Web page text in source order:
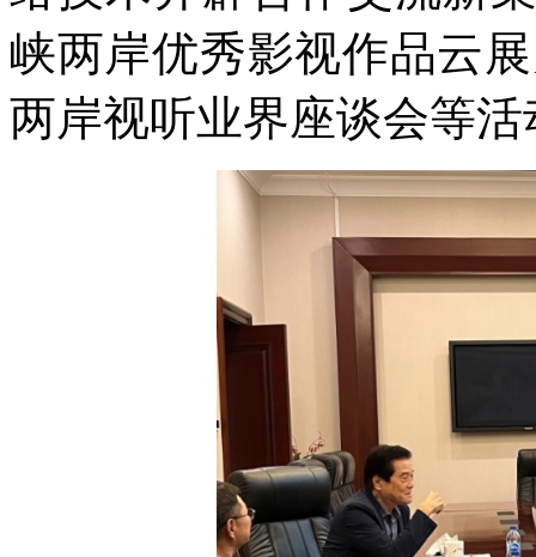
峡两岸优秀影视作品云
两岸视听业界座谈会等活